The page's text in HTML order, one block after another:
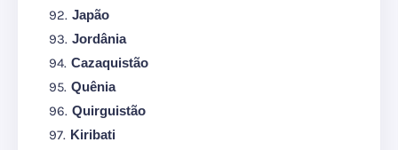
Japão
Jordânia
Cazaquistão
Quênia
Quirguistão
Kiribati